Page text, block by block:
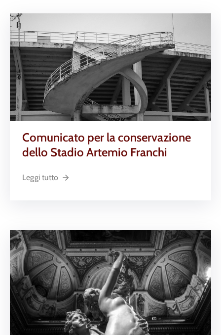
Comunicato per la conservazione
dello Stadio Artemio Franchi
Leggi tutto